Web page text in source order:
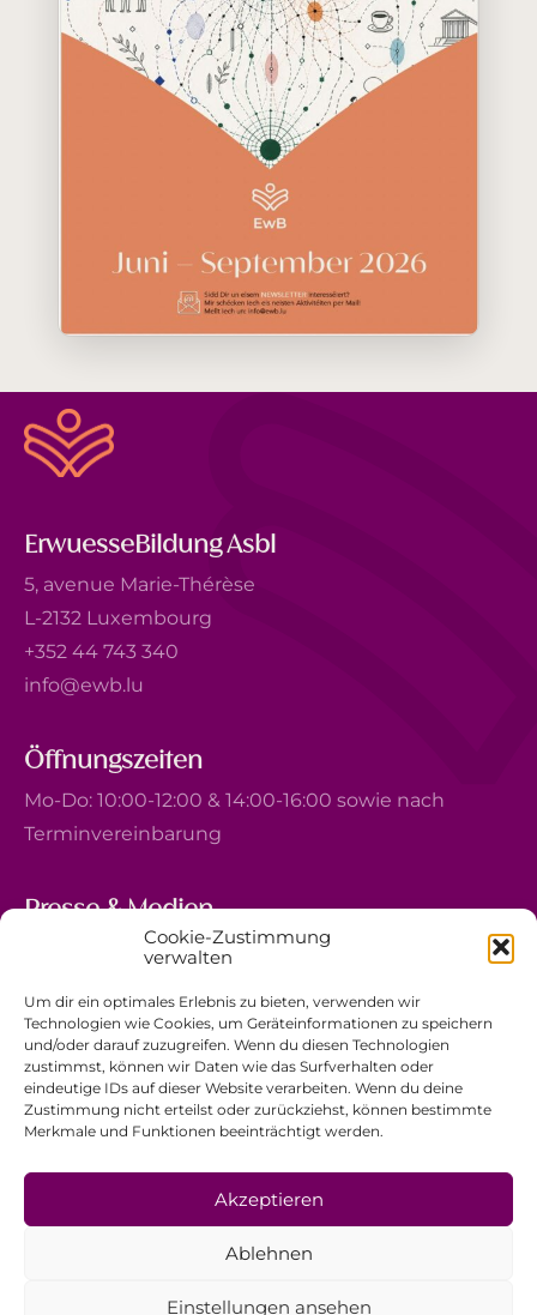
Cookie-Zustimmung
verwalten
Um dir ein optimales Erlebnis zu bieten, verwenden wir
Technologien wie Cookies, um Geräteinformationen zu speichern
und/oder darauf zuzugreifen. Wenn du diesen Technologien
zustimmst, können wir Daten wie das Surfverhalten oder
eindeutige IDs auf dieser Website verarbeiten. Wenn du deine
Zustimmung nicht erteilst oder zurückziehst, können bestimmte
Merkmale und Funktionen beeinträchtigt werden.
Akzeptieren
Ablehnen
Einstellungen ansehen
ErwuesseBildung Asbl
5, avenue Marie-Thérèse
L-2132 Luxembourg
+352 44 743 340
info@ewb.lu
Öffnungszeiten
Mo-Do: 10:00-12:00 & 14:00-16:00 sowie nach
Terminvereinbarung
Presse & Medien
5, avenue Marie-Thérèse
+352 44 743 340
comm@ewb.lu
Spenden
Datenschutzerklärung
Impressum
Allgemeine Geschäftsbedingungen